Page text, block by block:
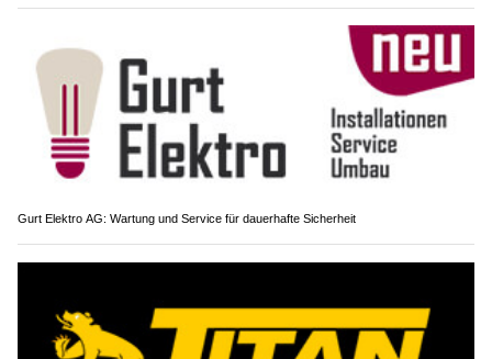
Gurt Elektro AG: Wartung und Service für dauerhafte Sicherheit